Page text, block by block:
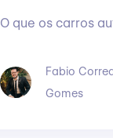
O que os carros
Fabio
Gomes